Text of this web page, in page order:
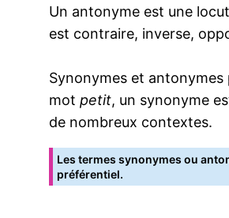
Un antonyme est une
est contraire, inverse,
Synonymes et
mot petit, un synonyme
de nombreux contextes.
Les termes synonymes ou
préférentiel.